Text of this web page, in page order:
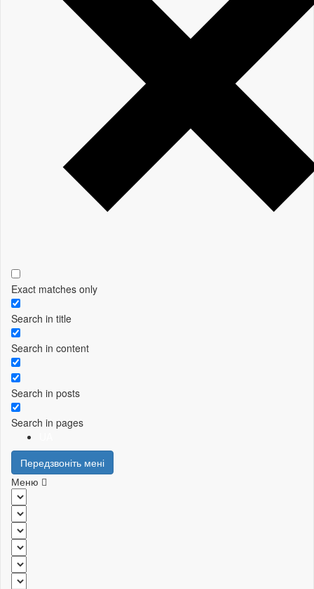
Exact matches only
Search in title
Search in content
Search in posts
Search in pages
Передзвоніть мені
Меню